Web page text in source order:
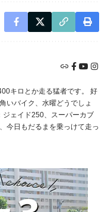
キロとか走る猛者です。 好
いバイク、水曜どうでしょ
ジェイド250、スーパーカブ
今日もだるまを乗っけて走っ